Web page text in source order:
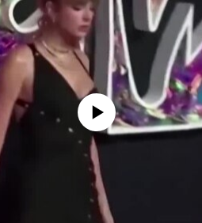
No media source currently